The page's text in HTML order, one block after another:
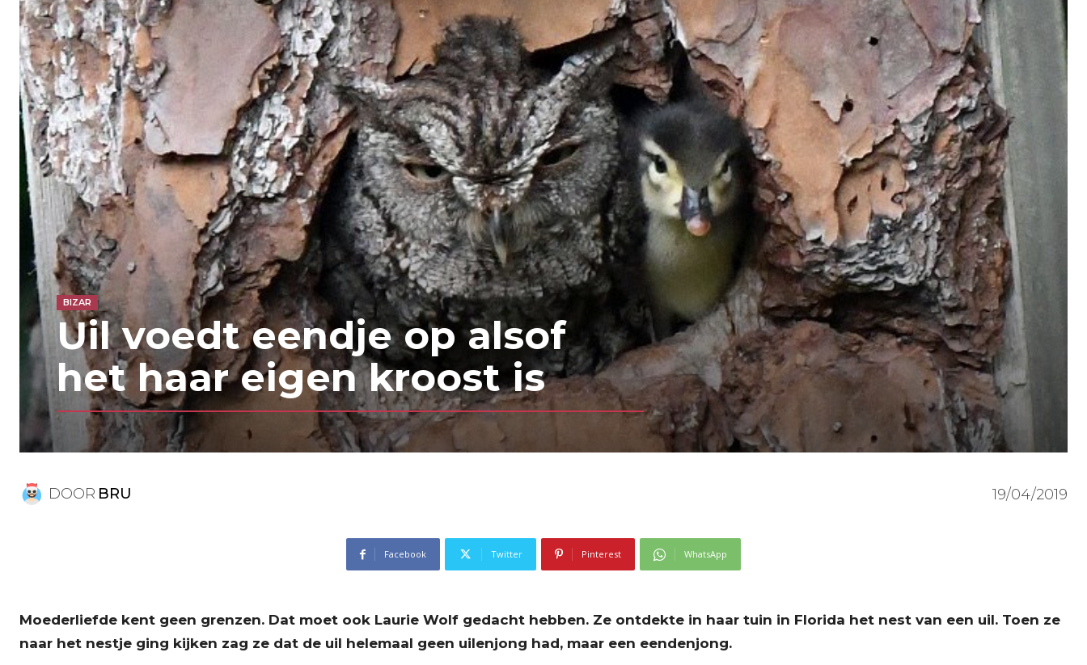
BIZAR
Uil voedt eendje op alsof
het haar eigen kroost is
DOOR BRU 19/04/2019
Facebook Twitter Pinterest WhatsApp
Moederliefde kent geen grenzen. Dat moet ook Laurie Wolf gedacht hebben. Ze ontdekte in haar tuin in Florida het nest van een uil. Toen ze
naar het nestje ging kijken zag ze dat de uil helemaal geen uilenjong had, maar een eendenjong.